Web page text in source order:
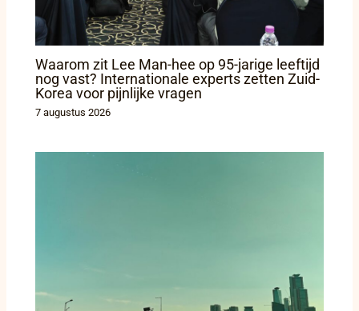
Waarom zit Lee Man-hee op 95-jarige leeftijd
nog vast? Internationale experts zetten Zuid-
Korea voor pijnlijke vragen
7 augustus 2026